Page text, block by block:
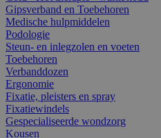
Gipsverband en Toebehoren
Medische hulpmiddelen
Podologie
Steun- en inlegzolen en voeten
Toebehoren
Verbanddozen
Ergonomie
Fixatie, pleisters en spray
Fixatiewindels
Gespecialiseerde wondzorg
Kousen